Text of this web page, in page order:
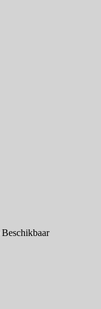
Beschikbaar